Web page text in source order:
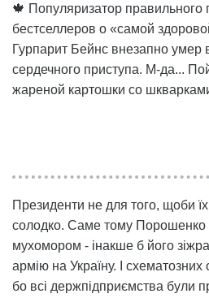
🍁 Популяризатор правильного
бестселлеров о «самой
Гурпарит Бейнс внезапно умер
сердечного приступа. М-да...
жареной картошки со
Президенти не для того, щоби
солодко. Саме тому Порошенко
мухомором - інакше б його
армію на Україну. І
бо всі держпідприємства були